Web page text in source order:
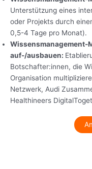
Unterstützung eines
oder Projekts durch
0,5-4 Tage pro Monat).
auf-/ausbauen:
Botschafter:innen, die
Organisation
Netzwerk, Audi
Healthineers